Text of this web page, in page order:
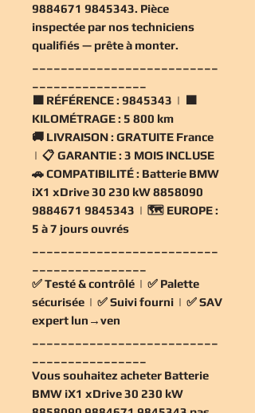
9884671 9845343. Pièce
inspectée par nos techniciens
qualifiés — prête à monter.
🟧 RÉFÉRENCE : 9845343 | 🟧
KILOMÉTRAGE : 5 800 km
🚚 LIVRAISON : GRATUITE France
| 📋 GARANTIE : 3 MOIS INCLUSE
🚗COMPATIBILITÉ : Batterie BMW
iX1 xDrive 30 230 kW 8858090
9884671 9845343 | 🗺️ EUROPE :
5 à 7 jours ouvrés
✅Testé & contrôlé | ✅ Palette
sécurisée | ✅Suivi fourni | ✅SAV
expert lun→ven
Vous souhaitez acheter Batterie
BMW iX1 xDrive 30 230 kW